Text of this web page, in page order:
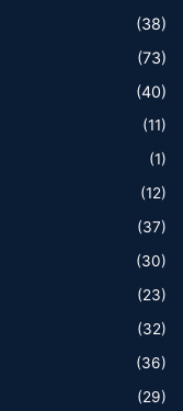
(38)
(73)
(40)
(11)
(1)
(12)
(37)
(30)
(23)
(32)
(36)
(29)